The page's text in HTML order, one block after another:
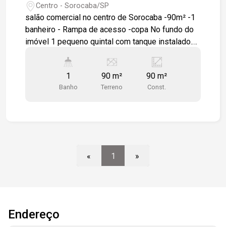
Centro - Sorocaba/SP
salão comercial no centro de Sorocaba -90m² -1
banheiro - Rampa de acesso -copa No fundo do
imóvel 1 pequeno quintal com tanque instalado.
11 minutos do Terminal Santo Antônio
1
Banho
90 m²
Terreno
90 m²
Const.
« 1 »
Endereço